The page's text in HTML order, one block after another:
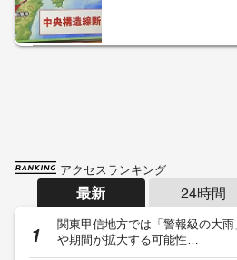
アクセスランキング
最新 24時間
関東甲信地方では「警報級の大
や期間が拡大する可能性…